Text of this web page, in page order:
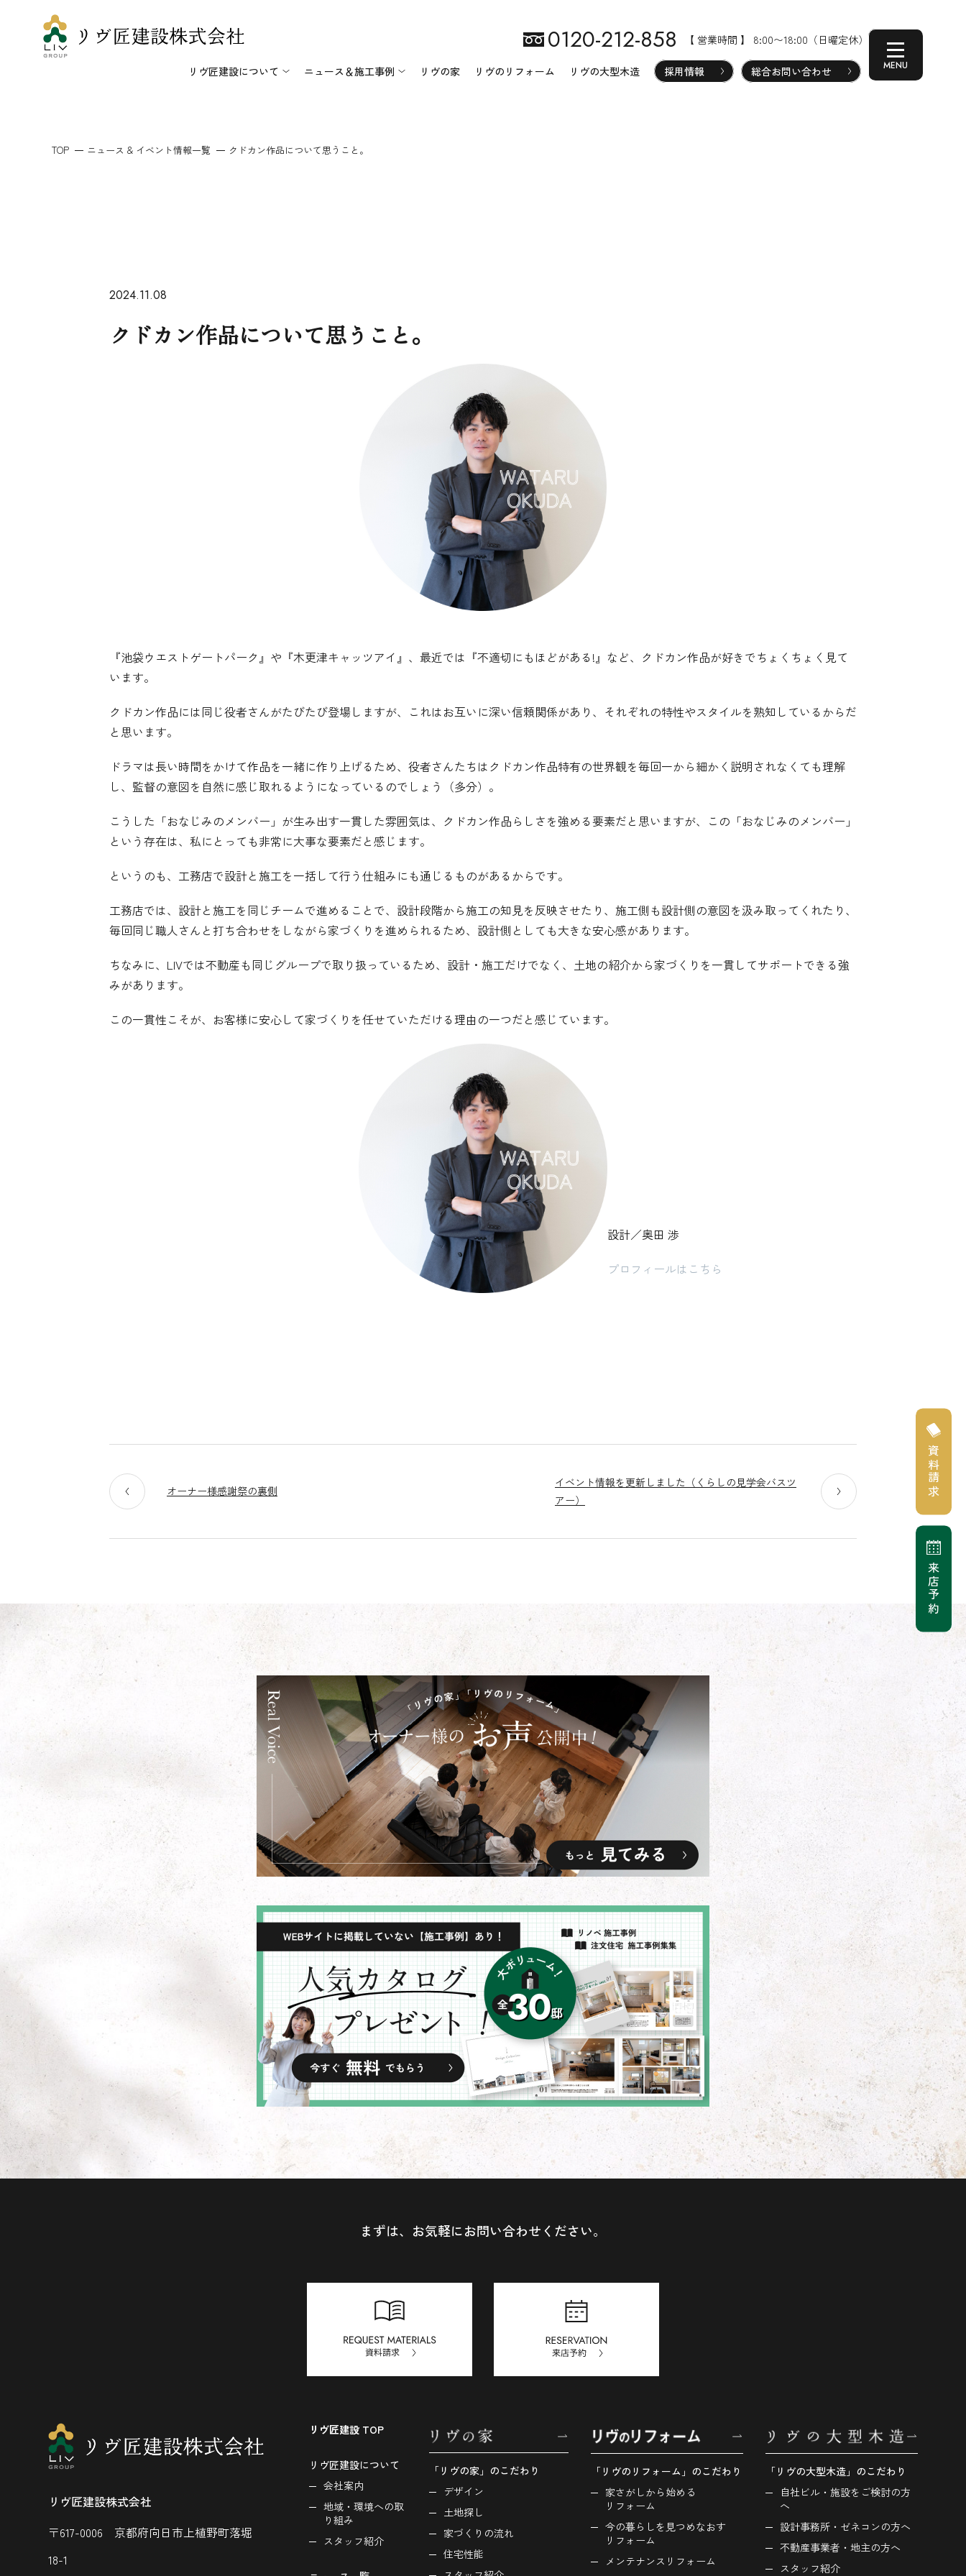
リヴ匠建設について
リヴ匠建設について
ニュース＆施工事例
ニュース一覧
リヴの家 リヴのリフォーム リヴの大型木造 採用情報 総合お問い合わせ
0120-212-858 【 営業時間 】 8:00〜18:00（日曜定休）
TOP ニュース & イベント情報一覧 クドカン作品について思うこと。
2024.11.08
クドカン作品について思うこと。
『池袋ウエストゲートパーク』や『木更津キャッツアイ』、最近では『不適切にもほどがある!』など、クドカン作品が好きでちょくちょく見て
います。
クドカン作品には同じ役者さんがたびたび登場しますが、これはお互いに深い信頼関係があり、それぞれの特性やスタイルを熟知しているからだ
と思います。
ドラマは長い時間をかけて作品を一緒に作り上げるため、役者さんたちはクドカン作品特有の世界観を毎回一から細かく説明されなくても理解
し、監督の意図を自然に感じ取れるようになっているのでしょう（多分）。
こうした「おなじみのメンバー」が生み出す一貫した雰囲気は、クドカン作品らしさを強める要素だと思いますが、この「おなじみのメンバー」
という存在は、私にとっても非常に大事な要素だと感じます。
というのも、工務店で設計と施工を一括して行う仕組みにも通じるものがあるからです。
工務店では、設計と施工を同じチームで進めることで、設計段階から施工の知見を反映させたり、施工側も設計側の意図を汲み取ってくれたり、
毎回同じ職人さんと打ち合わせをしながら家づくりを進められるため、設計側としても大きな安心感があります。
ちなみに、LIVでは不動産も同じグループで取り扱っているため、設計・施工だけでなく、土地の紹介から家づくりを一貫してサポートできる強
みがあります。
この一貫性こそが、お客様に安心して家づくりを任せていただける理由の一つだと感じています。
設計／奥田 渉
プロフィールはこちら
オーナー様感謝祭の裏側
イベント情報を更新しました（くらしの見学会バスツ
アー）
資料請求
来店予約
まずは、お気軽にお問い合わせください。
リヴ匠建設 TOP
リヴ匠建設について
会社案内
地域・環境への取
り組み
スタッフ紹介
「リヴの家」のこだわり
デザイン
土地探し
家づくりの流れ
住宅性能
「リヴのリフォーム」のこだわり
家さがしから始める
リフォーム
今の暮らしを見つめなおす
リフォーム
メンテナンスリフォーム
「リヴの大型木造」のこだわり
自社ビル・施設をご検討の方
へ
設計事務所・ゼネコンの方へ
不動産事業者・地主の方へ
スタッフ紹介
リヴ匠建設株式会社
〒617-0006 京都府向日市上植野町落堀
18-1